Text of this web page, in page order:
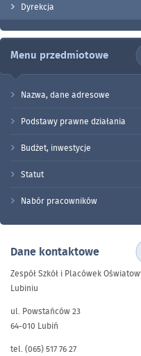
Dyrekcja
Menu przedmiotowe
Nazwa, dane adresowe
Podstawy prawne działania
Budżet, inwestycje
Statut
Nabór pracowników
Dane kontaktowe
Zespół Szkół i Placówek
Lubiniu
ul. Powstańców 23
64-010 Lubiń
tel. (065) 517 76 27